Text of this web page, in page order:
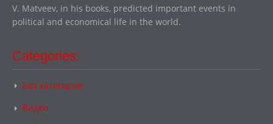
V. Matveev, in his books, predicted important events in
political and economical life in the world.
Categories:
Без категории
Видео